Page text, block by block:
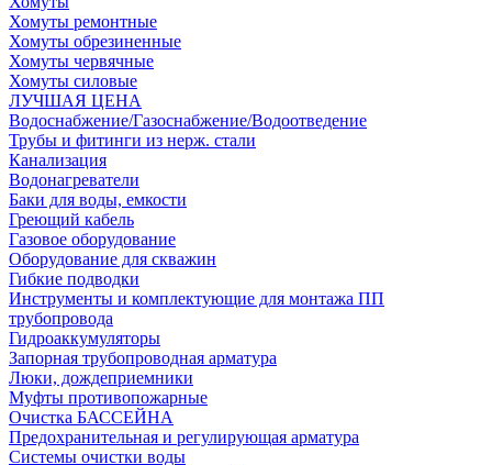
Хомуты ремонтные
Хомуты обрезиненные
Хомуты червячные
Хомуты силовые
ЛУЧШАЯ ЦЕНА
Водоснабжение/Газоснабжение/Водоотведение
Трубы и фитинги из нерж. стали
Канализация
Водонагреватели
Баки для воды, емкости
Греющий кабель
Газовое оборудование
Оборудование для скважин
Гибкие подводки
Инструменты и комплектующие для монтажа ПП
трубопровода
Гидроаккумуляторы
Запорная трубопроводная арматура
Люки, дождеприемники
Муфты противопожарные
Очистка БАССЕЙНА
Предохранительная и регулирующая арматура
Системы очистки воды